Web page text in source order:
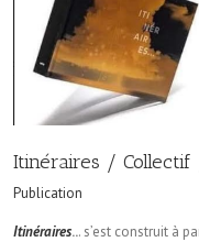
Itinéraires / Collectif
Publication
Itinéraires... s’est construit à